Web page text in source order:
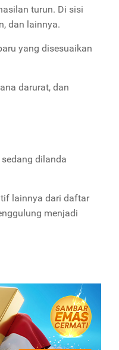
turun. Di sisi
dan lainnya.
yang disesuaikan
darurat, dan
dilanda
lainnya dari daftar
menjadi